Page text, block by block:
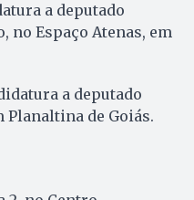
a deputado
no Espaço Atenas, em
a deputado
Planaltina de Goiás.